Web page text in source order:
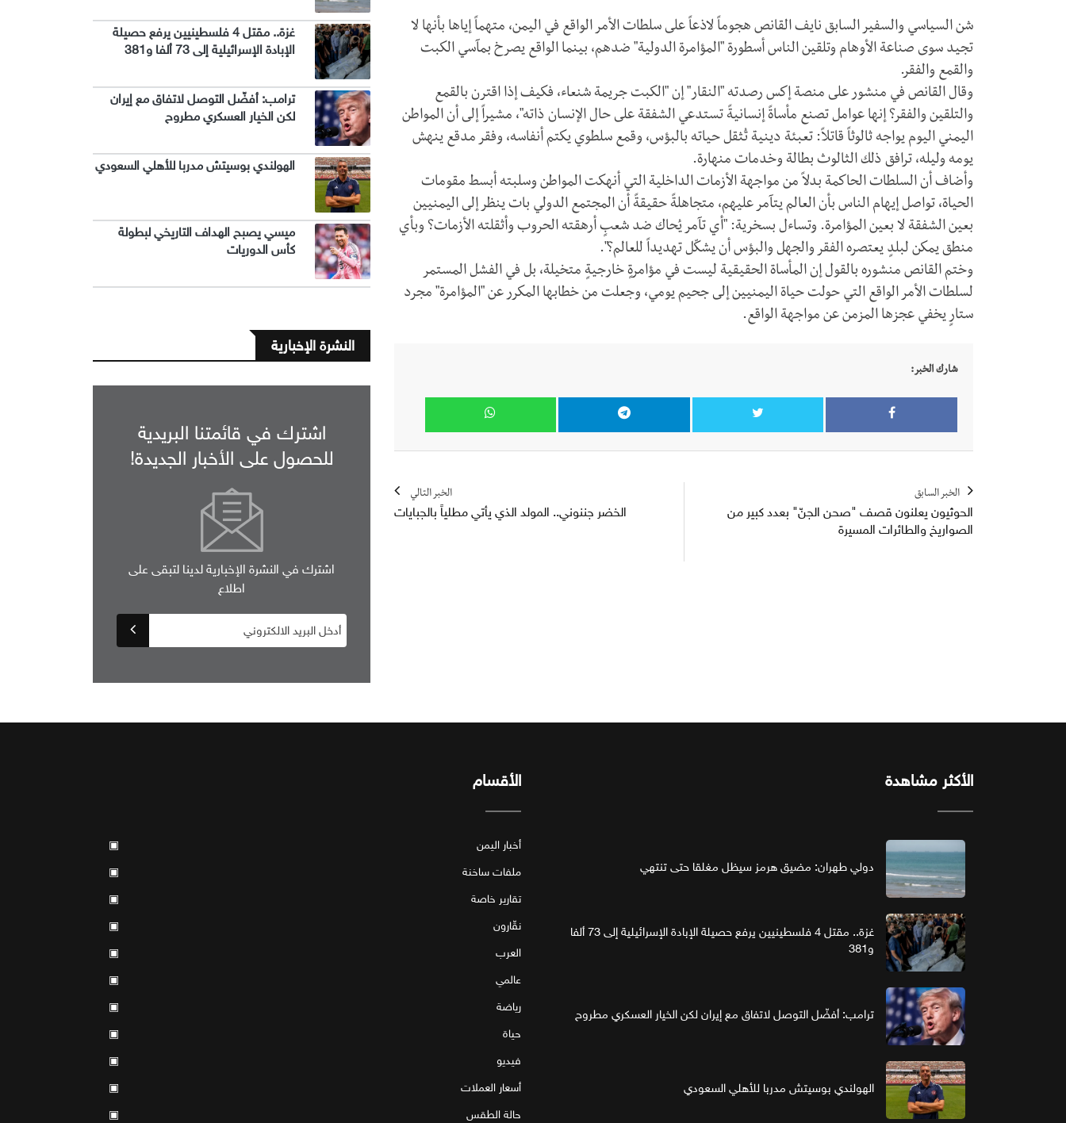
شن السياسي والسفير السابق نايف القانص هجوماً لاذعاً على سلطات الأمر الواقع في اليمن، متهماً إياها بأنها لا
تجيد سوى صناعة الأوهام وتلقين الناس أسطورة "المؤامرة الدولية" ضدهم، بينما الواقع يصرخ بمآسي الكبت
والقمع والفقر.
وقال القانص في منشور على منصة إكس رصدته "النقار" إن "الكبت جريمة شنعاء، فكيف إذا اقترن بالقمع
والتلقين والفقر؟ إنها عوامل تصنع مأساةً إنسانيةً تستدعي الشفقة على حال الإنسان ذاته"، مشيراً إلى أن المواطن
اليمني اليوم يواجه ثالوثاً قاتلاً: تعبئة دينية تُثقل حياته بالبؤس، وقمع سلطوي يكتم أنفاسه، وفقر مدقع ينهش
يومه وليله، ترافق ذلك الثالوث بطالة وخدمات منهارة.
وأضاف أن السلطات الحاكمة بدلاً من مواجهة الأزمات الداخلية التي أنهكت المواطن وسلبته أبسط مقومات
الحياة، تواصل إيهام الناس بأن العالم يتآمر عليهم، متجاهلةً حقيقةً أن المجتمع الدولي بات ينظر إلى اليمنيين
بعين الشفقة لا بعين المؤامرة. وتساءل بسخرية: "أي تآمر يُحاك ضد شعبٍ أرهقته الحروب وأثقلته الأزمات؟ وبأي
منطق يمكن لبلدٍ يعتصره الفقر والجهل والبؤس أن يشكّل تهديداً للعالم؟".
وختم القانص منشوره بالقول إن المأساة الحقيقية ليست في مؤامرةٍ خارجيةٍ متخيلة، بل في الفشل المستمر
لسلطات الأمر الواقع التي حولت حياة اليمنيين إلى جحيم يومي، وجعلت من خطابها المكرر عن "المؤامرة" مجرد
ستارٍ يخفي عجزها المزمن عن مواجهة الواقع.
شارك الخبر:
الخبر السابق
الحوثيون يعلنون قصف "صحن الجنّ" بعدد كبير من
الصواريخ والطائرات المسيرة
الخبر التالي
الخضر جننوني.. المولد الذي يأتي مطلياً بالجبايات
غزة.. مقتل 4 فلسطينيين يرفع حصيلة
الإبادة الإسرائيلية إلى 73 ألفا و381
ترامب: أفضّل التوصل لاتفاق مع إيران
لكن الخيار العسكري مطروح
الهولندي بوسيتش مدربا للأهلي السعودي
ميسي يصبح الهداف التاريخي لبطولة
كأس الدوريات
النشرة الإخبارية
اشترك في قائمتنا البريدية
للحصول على الأخبار الجديدة!
اشترك في النشرة الإخبارية لدينا لتبقى على
اطلاع
الأكثر مشاهدة
دولي طهران: مضيق هرمز سيظل مغلقا حتى تنتهي
غزة.. مقتل 4 فلسطينيين يرفع حصيلة الإبادة الإسرائيلية إلى 73 ألفا
و381
ترامب: أفضّل التوصل لاتفاق مع إيران لكن الخيار العسكري مطروح
الهولندي بوسيتش مدربا للأهلي السعودي
الأقسام
أخبار اليمن
▣
ملفات ساخنة
▣
تقارير خاصة
▣
نقّارون
▣
العرب
▣
عالمي
▣
رياضة
▣
حياة
▣
فيديو
▣
أسعار العملات
▣
حالة الطقس
▣